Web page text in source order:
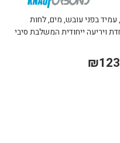
בפני עובש, מים, לחות
ויריעה ייחודית המשלבת סיבי
₪